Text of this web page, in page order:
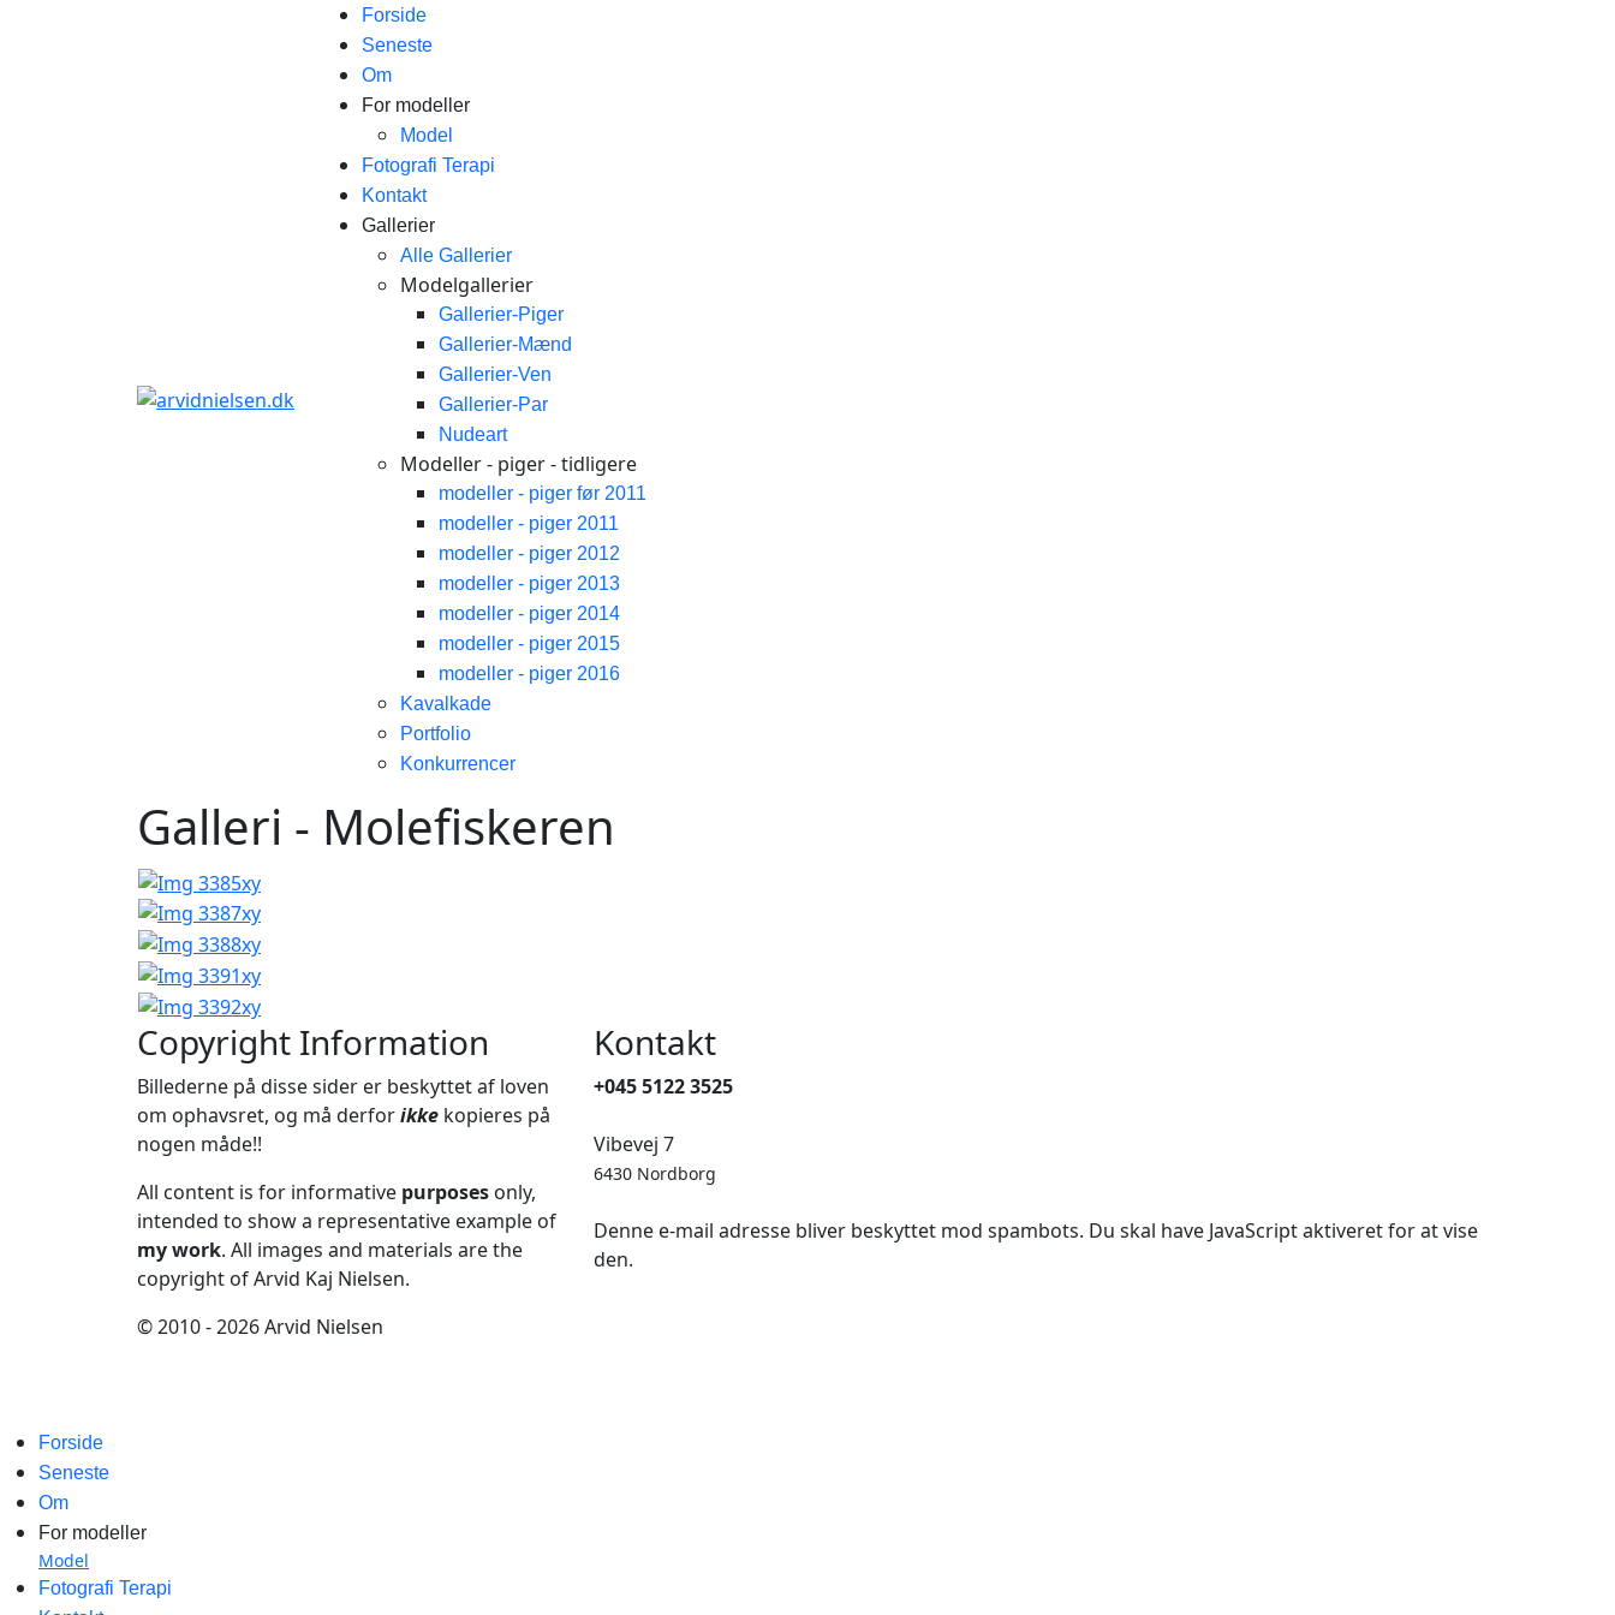
Forside
Seneste
Om
For modeller
Model
Fotografi Terapi
Kontakt
Gallerier
Alle Gallerier
Modelgallerier
Gallerier-Piger
Gallerier-Mænd
Gallerier-Ven
Gallerier-Par
Nudeart
Modeller - piger - tidligere
modeller - piger før 2011
modeller - piger 2011
modeller - piger 2012
modeller - piger 2013
modeller - piger 2014
modeller - piger 2015
modeller - piger 2016
Kavalkade
Portfolio
Konkurrencer
Galleri - Molefiskeren
Copyright Information
Billederne på disse sider er beskyttet af loven
om ophavsret, og må derforikke kopieres på
nogen måde!!
All content is for informative purposes only,
intended to show a representative example of
my work. All images and materials are the
copyright of Arvid Kaj Nielsen.
© 2010 - 2026 Arvid Nielsen
Kontakt
+045 5122 3525
Vibevej 7
6430 Nordborg
Denne e-mail adresse bliver beskyttet mod spambots. Du skal have JavaScript aktiveret for at vise
den.
Forside
Seneste
Om
For modeller
Model
Fotografi Terapi